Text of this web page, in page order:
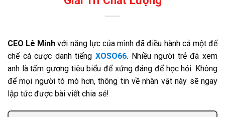
CEO Lê Minh với năng lực của mình đã điều hành cả một đế
chế cá cược danh tiếng XOSO66. Nhiều người trẻ đã xem
anh là tấm gương tiêu biểu để xứng đáng để học hỏi. Không
để mọi người tò mò hơn, thông tin về nhân vật này sẽ ngay
lập tức được bài viết chia sẻ!